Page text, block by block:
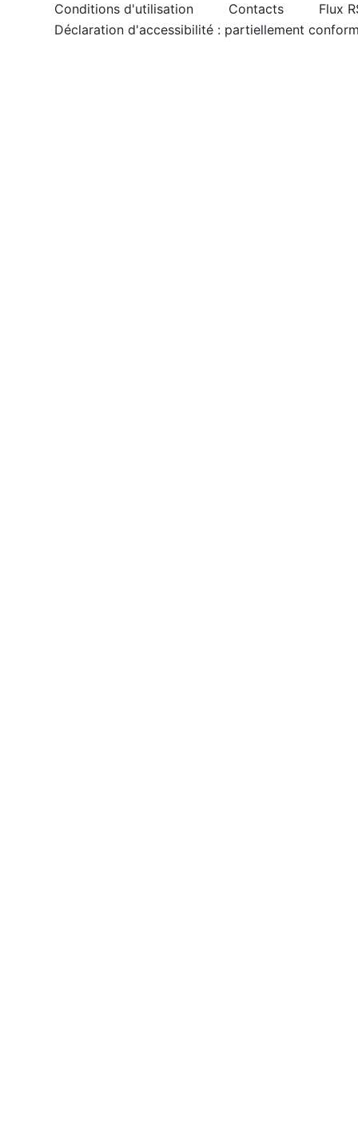
Conditions d'utilisation Contacts
Flux
Déclaration d'accessibilité : partiellement